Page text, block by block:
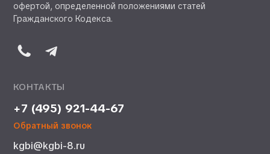
офертой, определенной положениями статей
Гражданского Кодекса.
КОНТАКТЫ
+7 (495) 921-44-67
Обратный звонок
kgbi@kgbi-8.ru